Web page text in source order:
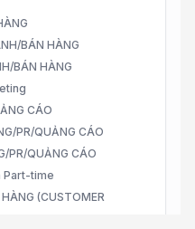
BÁN HÀNG
BÁN HÀNG
CÁO
PR/QUẢNG CÁO
PR/QUẢNG CÁO
Part-time
(CUSTOMER